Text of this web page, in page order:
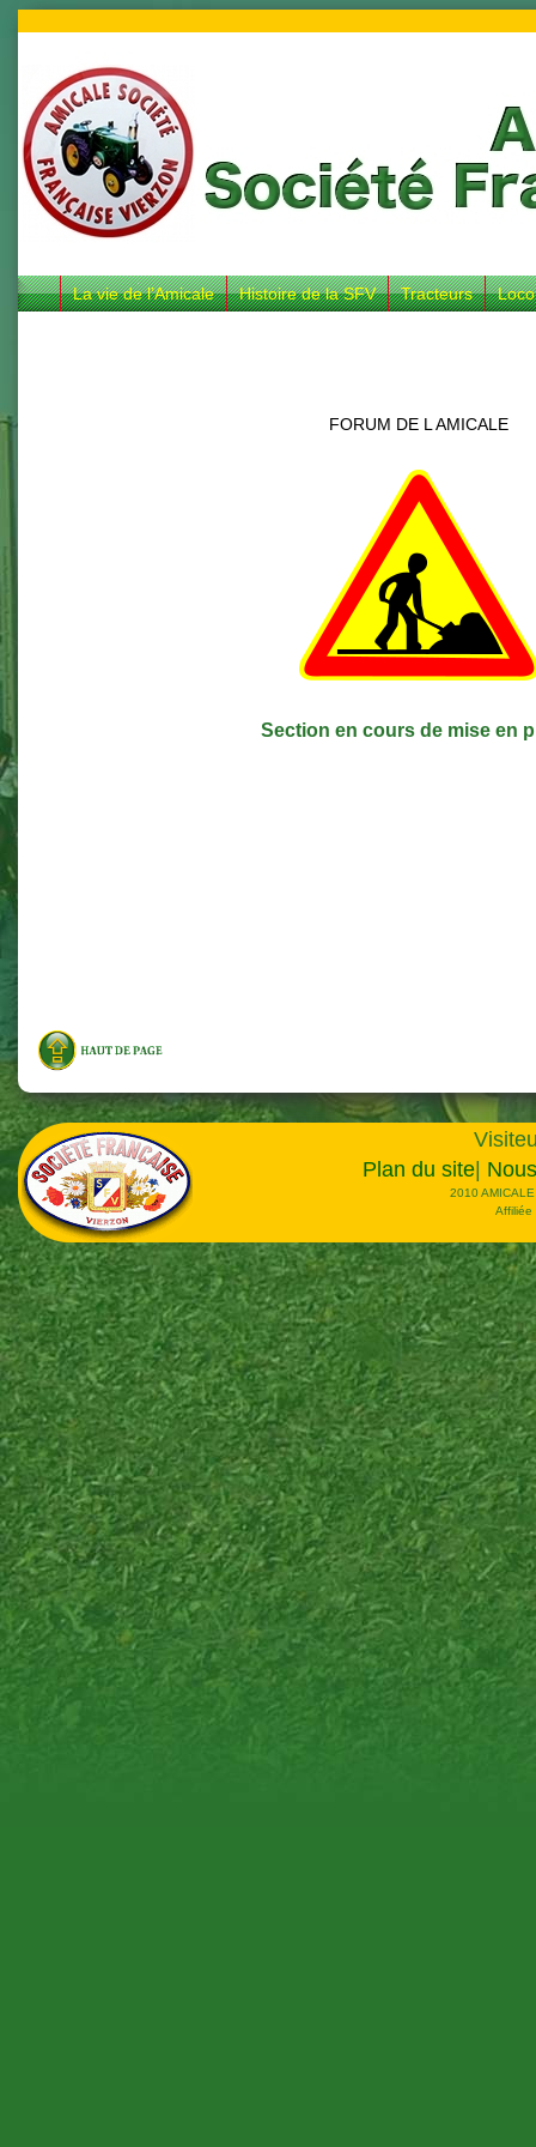
La vie de l’Amicale Histoire de la SFV Tracteurs
FORUM DE L AMICALE
Section en cours de mise en
Plan du site|
2010
Affiliée